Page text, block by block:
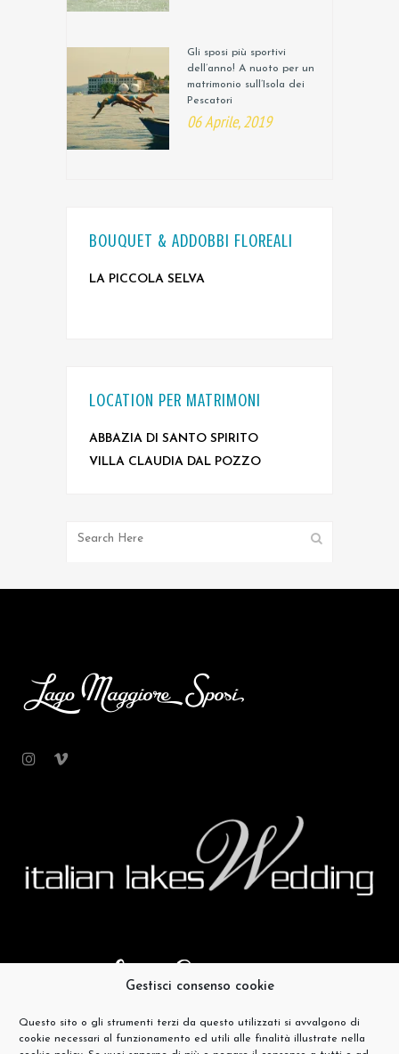
Gestisci consenso cookie
Questo sito o gli strumenti terzi da questo utilizzati si avvalgono di
cookie necessari al funzionamento ed utili alle finalità illustrate nella
Gli sposi più sportivi
dell’anno! A nuoto per un
matrimonio sull’Isola dei
Pescatori
06 Aprile, 2019
BOUQUET & ADDOBBI FLOREALI
LA PICCOLA SELVA
LOCATION PER MATRIMONI
ABBAZIA DI SANTO SPIRITO
VILLA CLAUDIA DAL POZZO